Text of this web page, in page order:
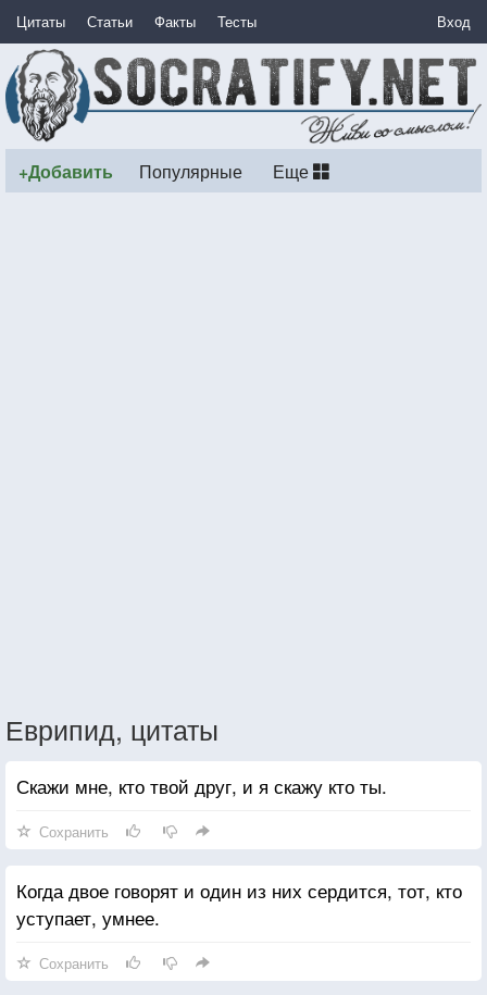
Цитаты Статьи Факты Тесты Вход
+Добавить Популярные Еще
Еврипид, цитаты
Скажи мне, кто твой друг, и я скажу кто ты.
Сохранить
Когда двое говорят и один из них сердится, тот, кто
уступает, умнее.
Сохранить